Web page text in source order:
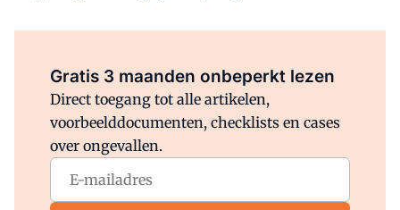
Gratis 3 maanden onbeperkt lezen
Direct toegang tot alle artikelen,
voorbeelddocumenten, checklists en cases
over ongevallen.